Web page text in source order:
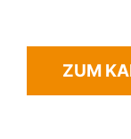
ZUM